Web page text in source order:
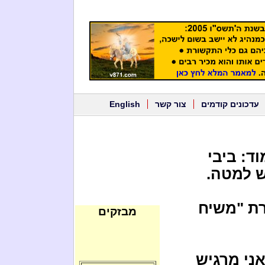
עדכונים קודמים צור קשר English
ביבי
למטה.
"משיח
מרגיש
מבזקים